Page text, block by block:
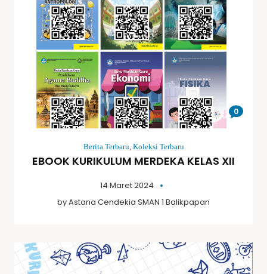
0
Berita Terbaru, Koleksi Terbaru
EBOOK KURIKULUM MERDEKA KELAS XII
14 Maret 2024
byAstana Cendekia SMAN 1 Balikpapan